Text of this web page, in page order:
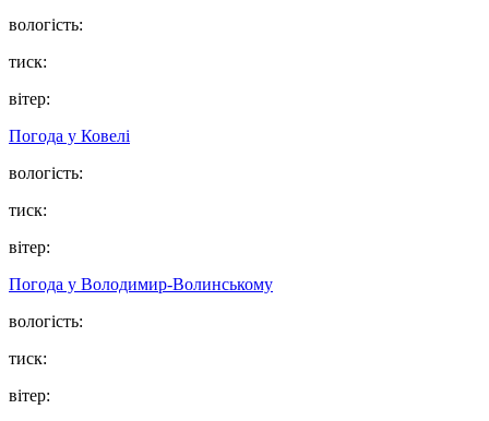
вологість:
тиск:
вітер:
Погода у Ковелі
вологість:
тиск:
вітер:
Погода у Володимир-Волинському
вологість:
тиск:
вітер: